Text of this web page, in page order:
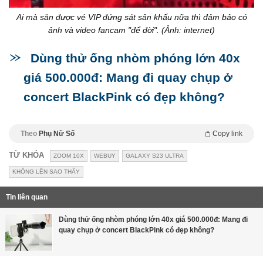
Ai mà săn được vé VIP đứng sát sân khấu nữa thì đảm bảo có
ảnh và video fancam "để đời". (Ảnh: internet)
Dùng thử ống nhòm phóng lớn 40x
giá 500.000đ: Mang đi quay chụp ở
concert BlackPink có đẹp không?
Theo Phụ Nữ Số Copy link
TỪ KHÓA ZOOM 10X WEBUY GALAXY S23 ULTRA
KHÔNG LÊN SAO THẤY
Tin liên quan
Dùng thử ống nhòm phóng lớn 40x giá 500.000đ: Mang đi
quay chụp ở concert BlackPink có đẹp không?